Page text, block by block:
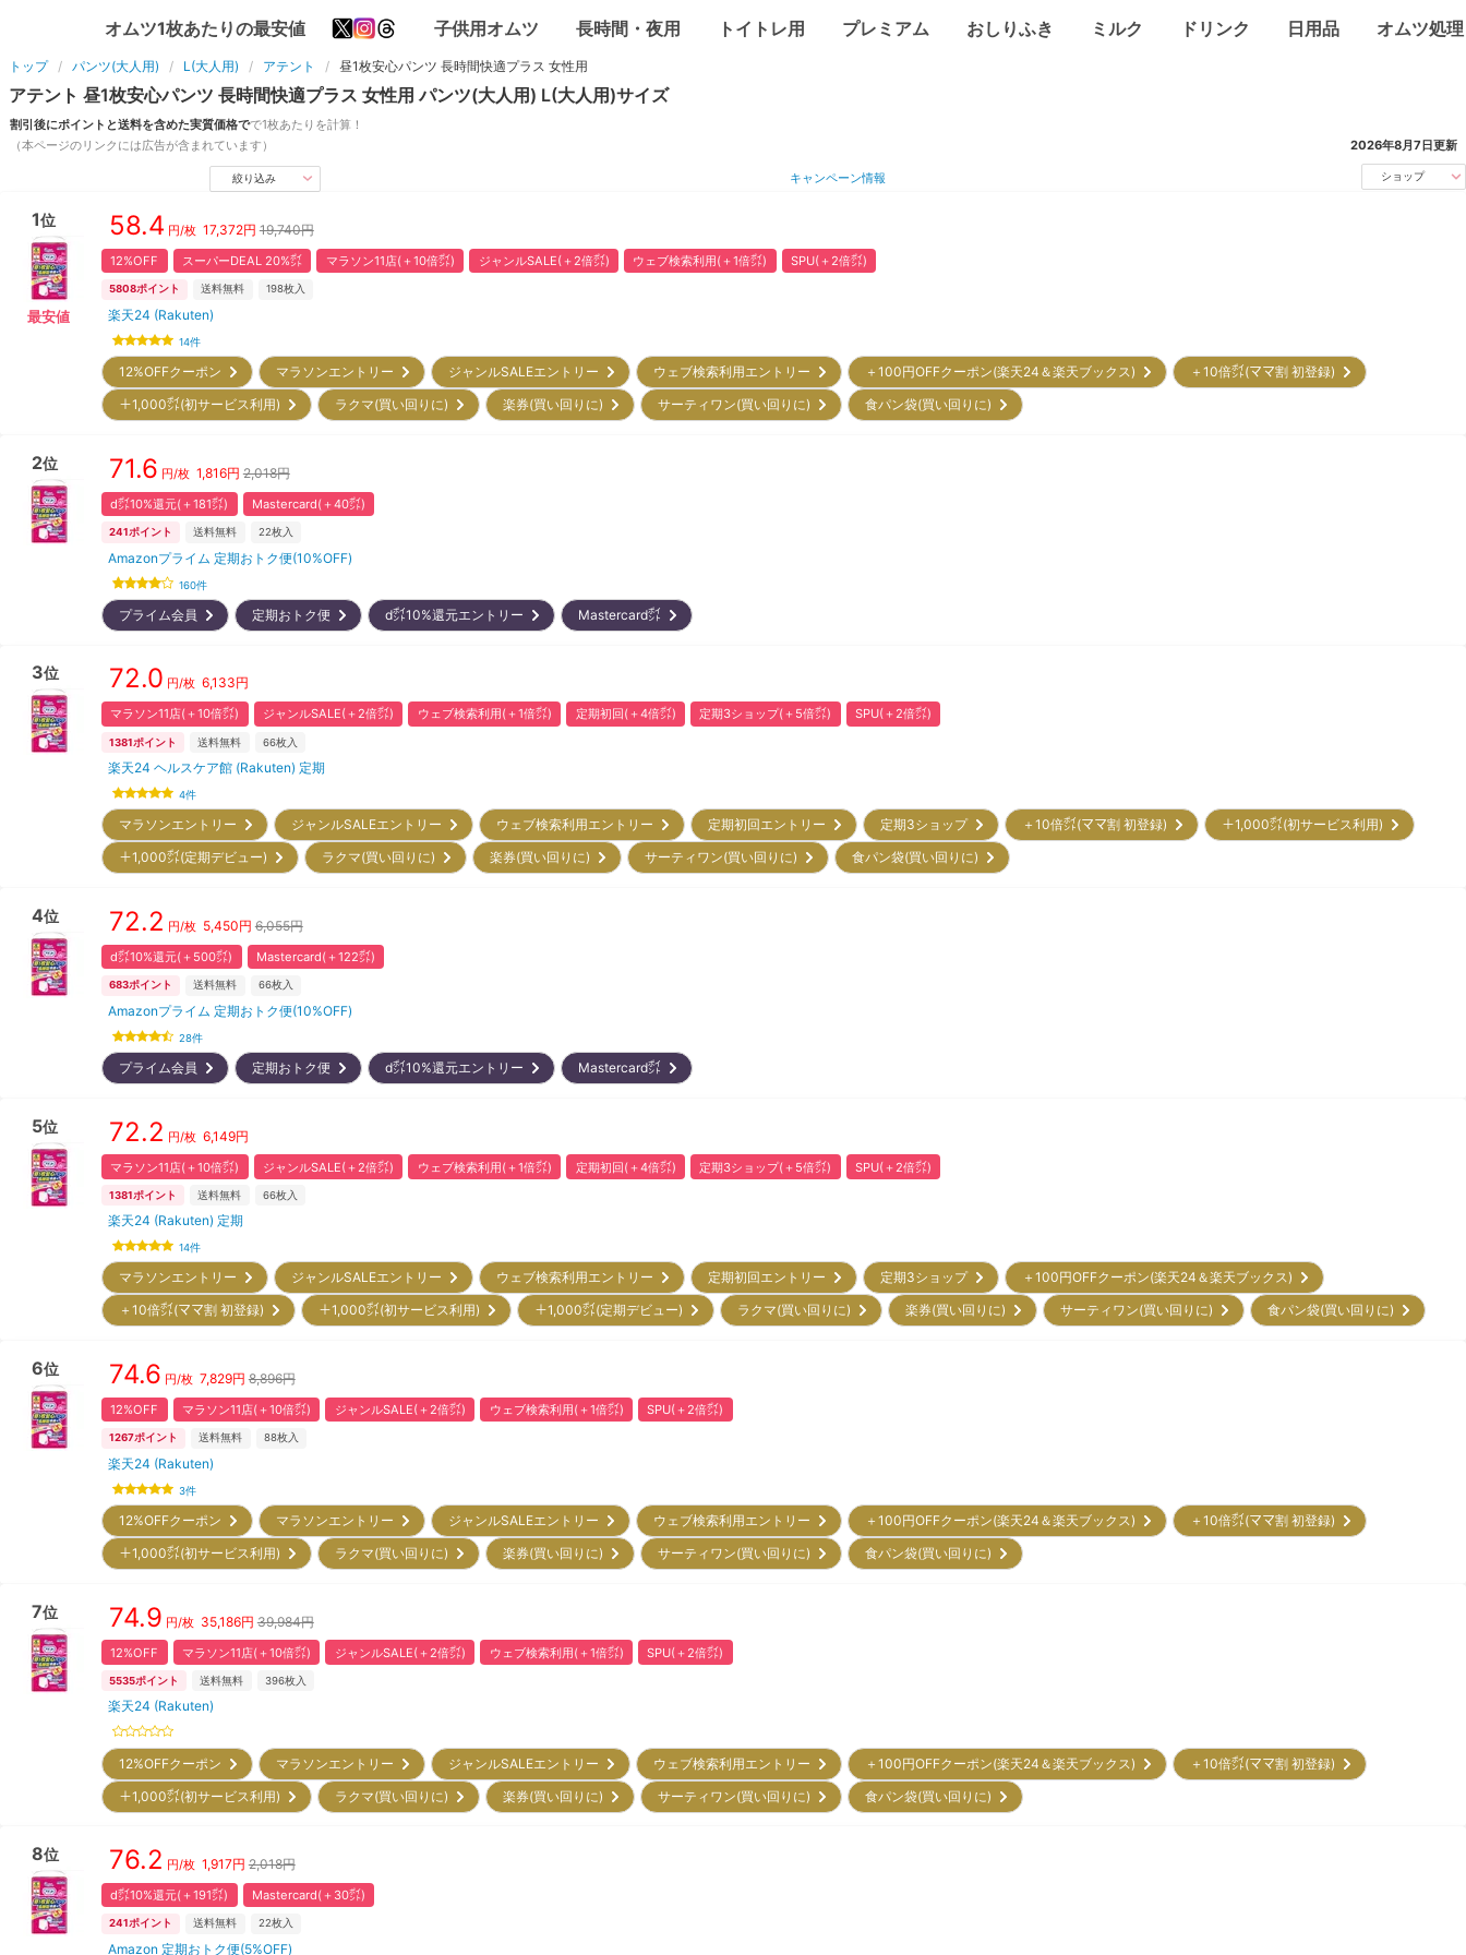
オムツ1枚あたりの最安値 子供用オムツ 長時間・夜用 トイトレ用 プレミアム おしりふき ミルク ドリンク 日用品 オムツ処理
トップ パンツ(大人用) L(大人用) アテント 昼1枚安心パンツ 長時間快適プラス 女性用
アテント 昼1枚安心パンツ 長時間快適プラス 女性用 パンツ(大人用) L(大人用)サイズ
割引後にポイントと送料を含めた実質価格でで1枚あたりを計算！
（本ページのリンクには広告が含まれています）
2026年8月7日更新
絞り込み キャンペーン情報 ショップ
1位
最安値
58.4 円/枚 17,372円 19,740円
12%OFF スーパーDEAL 20%㌽ マラソン11店(＋10倍㌽) ジャンルSALE(＋2倍㌽) ウェブ検索利用(＋1倍㌽) SPU(＋2倍㌽)
5808ポイント 送料無料 198枚入
楽天24 (Rakuten)
14件
12%OFFクーポン マラソンエントリー ジャンルSALEエントリー ウェブ検索利用エントリー ＋100円OFFクーポン(楽天24＆楽天ブックス)
＋10倍㌽(ママ割 初登録)
＋1,000㌽(初サービス利用)
ラクマ(買い回りに) 楽券(買い回りに) サーティワン(買い回りに) 食パン袋(買い回りに)
2位 71.6 円/枚 1,816円 2,018円
d㌽10%還元(＋181㌽) Mastercard(＋40㌽)
241ポイント 送料無料 22枚入
Amazonプライム 定期おトク便(10%OFF)
160件
プライム会員 定期おトク便 d㌽10%還元エントリー Mastercard㌽
3位 72.0 円/枚 6,133円
マラソン11店(＋10倍㌽) ジャンルSALE(＋2倍㌽) ウェブ検索利用(＋1倍㌽) 定期初回(＋4倍㌽) 定期3ショップ(＋5倍㌽) SPU(＋2倍㌽)
1381ポイント 送料無料 66枚入
楽天24 ヘルスケア館 (Rakuten) 定期
4件
マラソンエントリー ジャンルSALEエントリー ウェブ検索利用エントリー 定期初回エントリー 定期3ショップ ＋10倍㌽(ママ割 初登録)
＋1,000㌽(初サービス利用)
＋1,000㌽(定期デビュー)
ラクマ(買い回りに) 楽券(買い回りに) サーティワン(買い回りに) 食パン袋(買い回りに)
4位 72.2 円/枚 5,450円 6,055円
d㌽10%還元(＋500㌽) Mastercard(＋122㌽)
683ポイント 送料無料 66枚入
Amazonプライム 定期おトク便(10%OFF)
28件
プライム会員 定期おトク便 d㌽10%還元エントリー Mastercard㌽
5位 72.2 円/枚 6,149円
マラソン11店(＋10倍㌽) ジャンルSALE(＋2倍㌽) ウェブ検索利用(＋1倍㌽) 定期初回(＋4倍㌽) 定期3ショップ(＋5倍㌽) SPU(＋2倍㌽)
1381ポイント 送料無料 66枚入
楽天24 (Rakuten) 定期
14件
マラソンエントリー ジャンルSALEエントリー ウェブ検索利用エントリー 定期初回エントリー 定期3ショップ
＋100円OFFクーポン(楽天24＆楽天ブックス)
＋10倍㌽(ママ割 初登録)
＋1,000㌽(初サービス利用) ＋1,000㌽(定期デビュー) ラクマ(買い回りに) 楽券(買い回りに) サーティワン(買い回りに) 食パン袋(買い回りに)
6位 74.6 円/枚 7,829円 8,896円
12%OFF マラソン11店(＋10倍㌽) ジャンルSALE(＋2倍㌽) ウェブ検索利用(＋1倍㌽) SPU(＋2倍㌽)
1267ポイント 送料無料 88枚入
楽天24 (Rakuten)
3件
12%OFFクーポン マラソンエントリー ジャンルSALEエントリー ウェブ検索利用エントリー ＋100円OFFクーポン(楽天24＆楽天ブックス)
＋10倍㌽(ママ割 初登録)
＋1,000㌽(初サービス利用)
ラクマ(買い回りに) 楽券(買い回りに) サーティワン(買い回りに) 食パン袋(買い回りに)
7位 74.9 円/枚 35,186円 39,984円
12%OFF マラソン11店(＋10倍㌽) ジャンルSALE(＋2倍㌽) ウェブ検索利用(＋1倍㌽) SPU(＋2倍㌽)
5535ポイント 送料無料 396枚入
楽天24 (Rakuten)
12%OFFクーポン マラソンエントリー ジャンルSALEエントリー ウェブ検索利用エントリー ＋100円OFFクーポン(楽天24＆楽天ブックス)
＋10倍㌽(ママ割 初登録)
＋1,000㌽(初サービス利用)
ラクマ(買い回りに) 楽券(買い回りに) サーティワン(買い回りに) 食パン袋(買い回りに)
8位 76.2 円/枚 1,917円 2,018円
d㌽10%還元(＋191㌽) Mastercard(＋30㌽)
241 ポイント 送料無料 22枚入
Amazon 定期おトク便(5%OFF)